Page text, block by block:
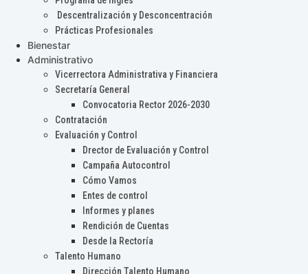
Descentralización y Desconcentración
Prácticas Profesionales
Bienestar
Administrativo
Vicerrectora Administrativa y Financiera
Secretaría General
Convocatoria Rector 2026-2030
Contratación
Evaluación y Control
Drector de Evaluación y Control
Campaña Autocontrol
Cómo Vamos
Entes de control
Informes y planes
Rendición de Cuentas
Desde la Rectoría
Talento Humano
Dirección Talento Humano